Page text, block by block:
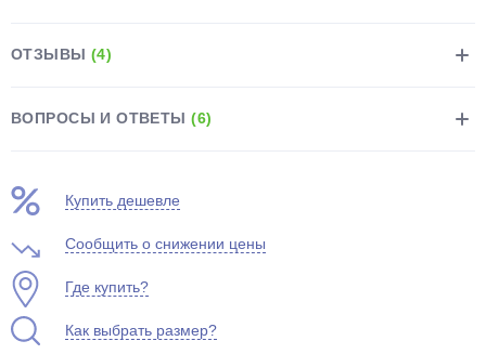
ОТЗЫВЫ (4)
ВОПРОСЫ И ОТВЕТЫ(6)
Купить дешевле
Сообщить о снижении цены
Где купить?
Как выбрать размер?